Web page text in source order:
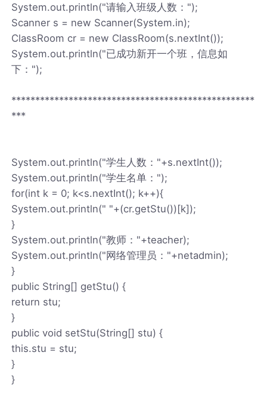
System.out.println("请输入班级人数：");
Scanner s = new Scanner(System.in);
ClassRoom cr = new ClassRoom(s.nextInt());
System.out.println("已成功新开一个班，信息如
下：");
***************************************************
***
System.out.println("学生人数："+s.nextInt());
System.out.println("学生名单：");
for(int k = 0; k<s.nextInt(); k++){
System.out.println(" "+(cr.getStu())[k]);
}
System.out.println("教师："+teacher);
System.out.println("网络管理员："+netadmin);
}
public String[] getStu() {
return stu;
}
public void setStu(String[] stu) {
this.stu = stu;
}
}